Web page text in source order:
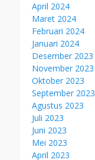
April 2024
Maret 2024
Februari 2024
Januari 2024
Desember 2023
November 2023
Oktober 2023
September 2023
Agustus 2023
Juli 2023
Juni 2023
Mei 2023
April 2023